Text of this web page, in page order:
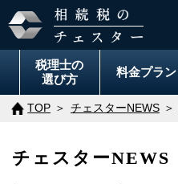
税理士の
選び方
料金プラン
TOP チェスターNEWS
チェスターNEWS